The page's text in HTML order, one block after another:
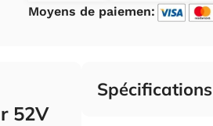
Moyens de paiemen:
52V
Spécifications